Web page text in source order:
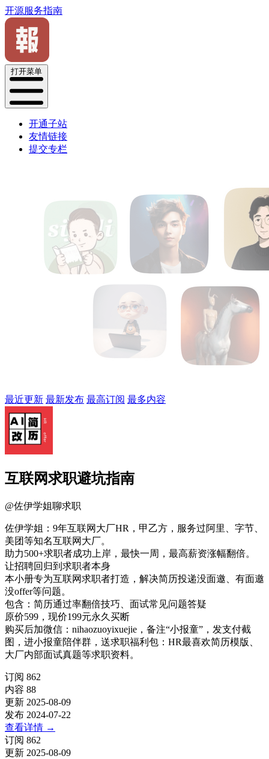
开源服务指南
打开菜单
开通子站
友情链接
提交专栏
最近更新 最新发布 最高订阅 最多内容
互联网求职避坑指南
@佐伊学姐聊求职
佐伊学姐：9年互联网大厂HR，甲乙方，服务过阿里、字节、
美团等知名互联网大厂。
助力500+求职者成功上岸，最快一周，最高薪资涨幅翻倍。
让招聘回归到求职者本身
本小册专为互联网求职者打造，解决简历投递没面邀、有面邀
没offer等问题。
包含：简历通过率翻倍技巧、面试常见问题答疑
原价599，现价199元永久买断
购买后加微信：nihaozuoyixuejie，备注“小报童”，发支付截
图，进小报童陪伴群，送求职福利包：HR最喜欢简历模版、
大厂内部面试真题等求职资料。
订阅 862
内容 88
更新 2025-08-09
发布 2024-07-22
查看详情 →
订阅 862
更新 2025-08-09